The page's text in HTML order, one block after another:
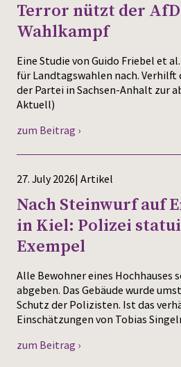
Terror nützt der
Wahlkampf
Eine Studie von Guido Friebel et
für Landtagswahlen nach.
der Partei in Sachsen-Anhalt zur
Aktuell)
zum Beitrag ›
27. July 2026| Artikel
Nach Steinwurf auf
in Kiel: Polizei
Exempel
Alle Bewohner eines Hochhauses
abgeben. Das Gebäude wurde
Schutz der Polizisten. Ist das
Einschätzungen von Tobias
zum Beitrag ›